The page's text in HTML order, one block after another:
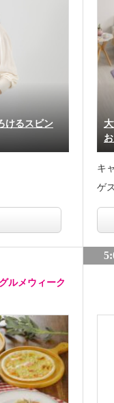
るスビン
ルメウィーク
キ
ゲ